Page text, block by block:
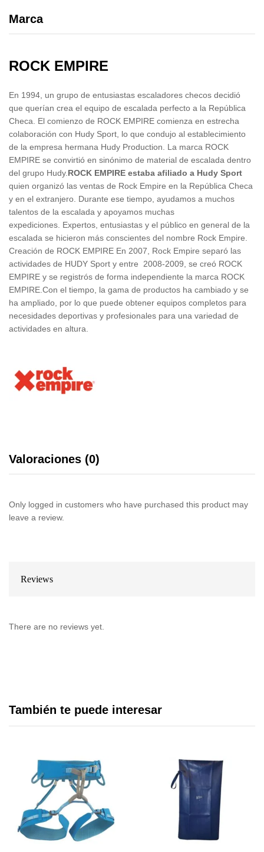
Marca
ROCK EMPIRE
En 1994, un grupo de entusiastas escaladores checos decidió
que querían crea el equipo de escalada perfecto a la República
Checa. El comienzo de ROCK EMPIRE comienza en estrecha
colaboración con Hudy Sport, lo que condujo al establecimiento
de la empresa hermana Hudy Production. La marca ROCK
EMPIRE se convirtió en sinónimo de material de escalada dentro
del grupo Hudy. ROCK EMPIRE estaba afiliado a Hudy Sport
quien organizó las ventas de Rock Empire en la República Checa
y en el extranjero. Durante ese tiempo, ayudamos a muchos
talentos de la escalada y apoyamos muchas
expediciones. Expertos, entusiastas y el público en general de la
escalada se hicieron más conscientes del nombre Rock Empire.
Creación de ROCK EMPIRE En 2007, Rock Empire separó las
actividades de HUDY Sport y entre 2008-2009, se creó ROCK
EMPIRE y se registrós de forma independiente la marca ROCK
EMPIRE.Con el tiempo, la gama de productos ha cambiado y se
ha ampliado, por lo que puede obtener equipos completos para
necesidades deportivas y profesionales para una variedad de
actividades en altura.
Valoraciones (0)
Only logged in customers who have purchased this product may
leave a review.
Reviews
There are no reviews yet.
También te puede interesar